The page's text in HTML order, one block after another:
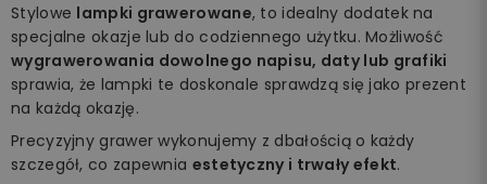
Stylowe lampki grawerowane, to idealny dodatek na
specjalne okazje lub do codziennego użytku. Możliwość
wygrawerowania dowolnego napisu, daty lub grafiki
sprawia, że lampki te doskonale sprawdzą się jako prezent
na każdą okazję.
Precyzyjny grawer wykonujemy z dbałością o każdy
szczegół, co zapewnia estetyczny i trwały efekt.